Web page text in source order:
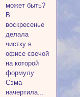
может быть?
В
воскресенье
делала
чистку в
офисе свечой
на которой
формулу
Сэма
начертила...